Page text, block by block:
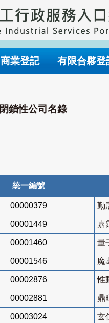
商業登記 有限合夥登
閉鎖性公司名錄
統一編號
00000379 勤
00001449 嘉
00001460 量
00001546 魔
00002876 惟
00002881 鼎
00003024 玄